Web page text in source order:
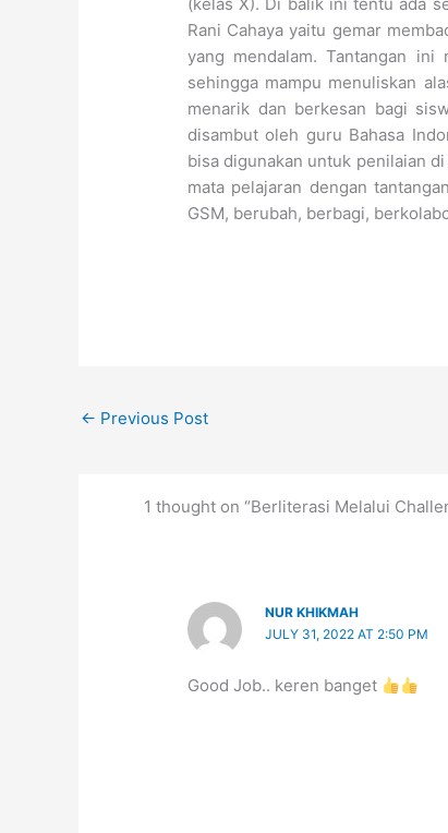
Rani Cahaya yaitu gemar
yang mendalam. Tantangan
sehingga mampu menuliskan
menarik dan berkesan bagi
disambut oleh guru Bahasa
bisa digunakan untuk penilaian
mata pelajaran dengan
GSM, berubah, berbagi,
← Previous Post
1 thought on “Berliterasi Melalui
NUR KHIKMAH
JULY 31, 2022 AT 2:50 PM
Good Job.. keren banget